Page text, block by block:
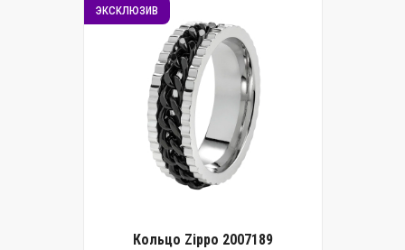
эксклюзив
Кольцо Zippo 2007189